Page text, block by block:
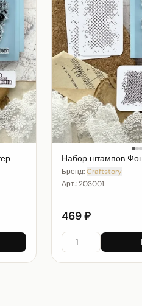
Набор штампов
Бренд:Craftstory
Арт.:203001
469 ₽